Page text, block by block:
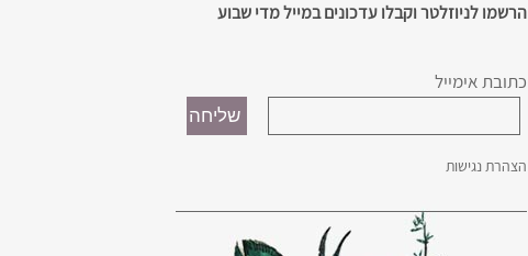
הרשמו לניוזלטר וקבלו עדכונים במייל מדי שבוע
כתובת אימייל
הצהרת נגישות